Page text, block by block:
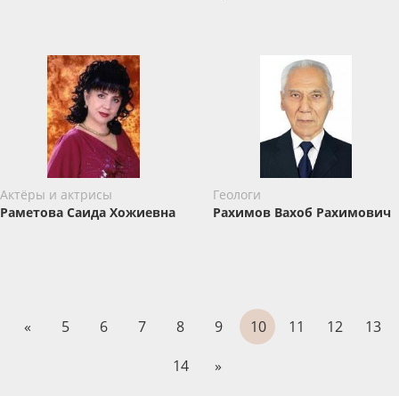
Актёры и актрисы
Раметова Саида Хожиевна
Геологи
Рахимов Вахоб Рахимович
« 5 6 7 8 9 10 11 12
13
14
»